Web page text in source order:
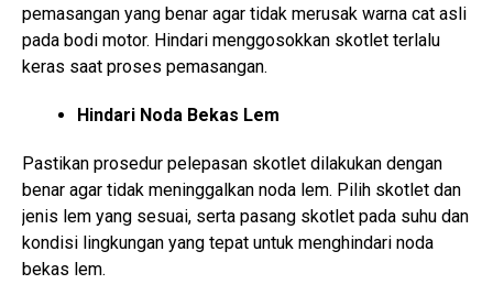
pemasangan yang benar agar tidak merusak warna cat asli
pada bodi motor. Hindari menggosokkan skotlet terlalu
keras saat proses pemasangan.
Hindari Noda Bekas Lem
Pastikan prosedur pelepasan skotlet dilakukan dengan
benar agar tidak meninggalkan noda lem. Pilih skotlet dan
jenis lem yang sesuai, serta pasang skotlet pada suhu dan
kondisi lingkungan yang tepat untuk menghindari noda
bekas lem.